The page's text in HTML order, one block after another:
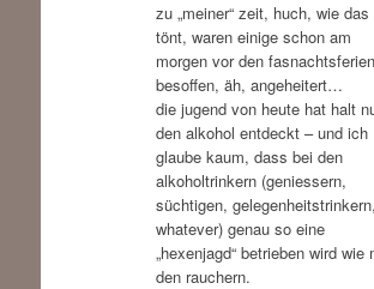
zu „meiner“ zeit, huch, wie das
tönt, waren einige schon am
morgen vor den fasnachtsferien
besoffen, äh, angeheitert…
die jugend von heute hat halt
den alkohol entdeckt – und ich
glaube kaum, dass bei den
alkoholtrinkern (geniessern,
süchtigen, gelegenheitstrinkern,
whatever) genau so eine
„hexenjagd“ betrieben wird wie
den rauchern.